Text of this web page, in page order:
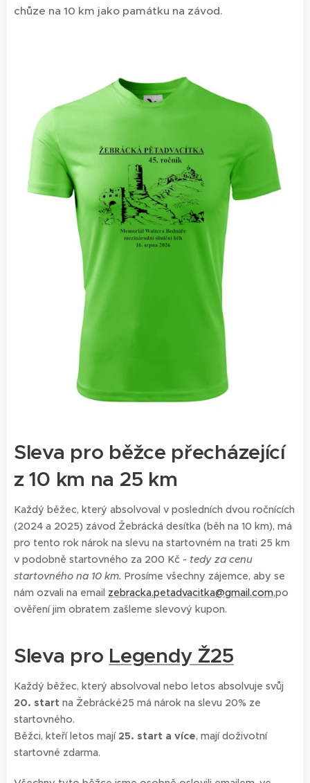
chůze na 10 km jako památku na závod.
Sleva pro běžce přecházející
z 10 km na 25 km
Každý běžec, který absolvoval v posledních dvou ročnících
(2024 a 2025) závod Žebrácká desítka (běh na 10 km), má
pro tento rok nárok na slevu na startovném na trati 25 km
v podobně startovného za 200 Kč - tedy za cenu
startovného na 10 km. Prosíme všechny zájemce, aby se
nám ozvali na email zebracka.petadvacitka@gmail.com,po
ověření jim obratem zašleme slevový kupon.
Sleva pro Legendy Ž25
Každý běžec, který absolvoval nebo letos absolvuje svůj
20. start na Žebrácké25 má nárok na slevu 20% ze
startovného.
Běžci, kteří letos mají 25. start a více, mají doživotní
startovné zdarma.